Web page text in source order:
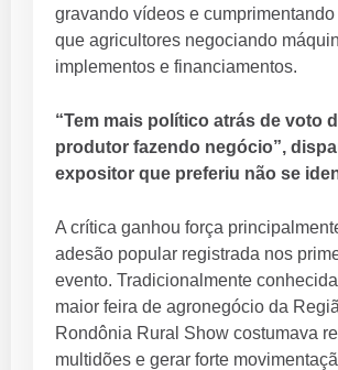
gravando vídeos e
que agricultores negociando
implementos e financiamentos.
“Tem mais político atrás de voto
produtor fazendo negócio”,
expositor que preferiu não se
A crítica ganhou força
adesão popular registrada nos
evento. Tradicionalmente
maior feira de agronegócio da
Rondônia Rural Show costumava
multidões e gerar forte